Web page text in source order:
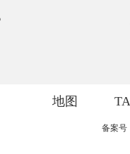
地图
备案号